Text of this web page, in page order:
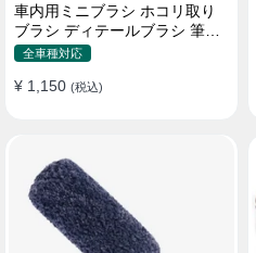
車内用ミニブラシ ホコリ取り
ブラシ ディテールブラシ 筆タ
イプ 車 エアコン吹き出し口
全車種対応
¥ 1,150 (税込)